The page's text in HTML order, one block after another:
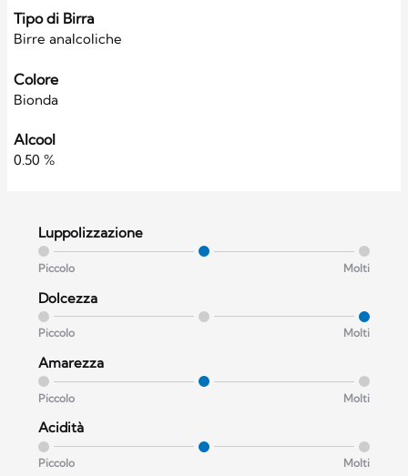
Tipo di Birra
Birre analcoliche
Colore
Bionda
Alcool
0.50 %
Luppolizzazione
Piccolo Molti
Dolcezza
Piccolo Molti
Amarezza
Piccolo Molti
Acidità
Piccolo Molti